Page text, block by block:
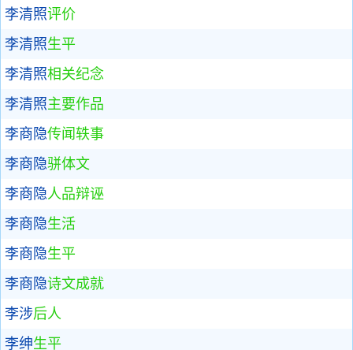
李清照评价
李清照生平
李清照相关纪念
李清照主要作品
李商隐传闻轶事
李商隐骈体文
李商隐人品辩诬
李商隐生活
李商隐生平
李商隐诗文成就
李涉后人
李绅生平